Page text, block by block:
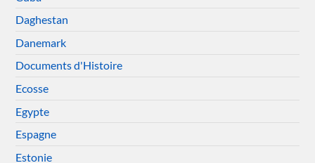
Daghestan
Danemark
Documents d'Histoire
Ecosse
Egypte
Espagne
Estonie